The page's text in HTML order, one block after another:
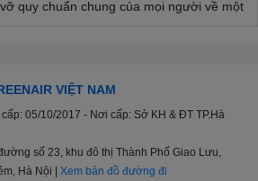
quy chuẩn chung của mọi người về một
với nhiều kích thước khác nhau 208l,
đến 648l và 655 lít giúp người tiêu dùng
phù hợp với nhu cầu, tiếp xúc với
VIỆT NAM
05/10/2017 - Nơi cấp: Sở KH & ĐT TP.Hà
số 23, khu đô thị Thành Phố Giao Lưu,
Hà Nội | Xem bản đồ đường đi